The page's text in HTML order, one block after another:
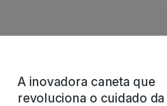
A inovadora caneta que
revoluciona o cuidado da